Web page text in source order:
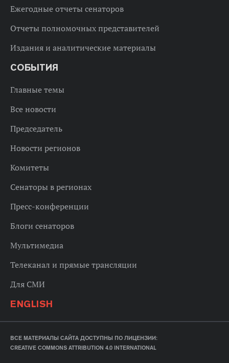
Ежегодные отчеты сенаторов
Отчеты полномочных представителей
Издания и аналитические материалы
СОБЫТИЯ
Главные темы
Все новости
Председатель
Новости регионов
Комитеты
Сенаторы в регионах
Пресс-конференции
Блоги сенаторов
Мультимедиа
Телеканал и прямые трансляции
Для СМИ
ENGLISH
ВСЕ МАТЕРИАЛЫ САЙТА ДОСТУПНЫ ПО ЛИЦЕНЗИИ:
CREATIVE COMMONS ATTRIBUTION 4.0 INTERNATIONAL